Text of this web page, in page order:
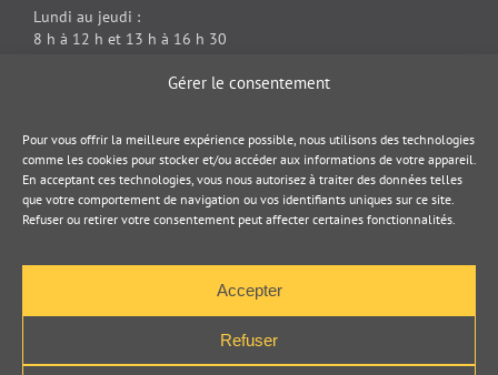
Gérer le consentement
Pour vous offrir la meilleure expérience possible, nous utilisons des technologies
comme les cookies pour stocker et/ou accéder aux informations de votre appareil.
En acceptant ces technologies, vous nous autorisez à traiter des données telles
que votre comportement de navigation ou vos identifiants uniques sur ce site.
Refuser ou retirer votre consentement peut affecter certaines fonctionnalités.
Accepter
Refuser
Lundi au jeudi :
8 h à 12 h et 13 h à 16 h 30
DOCUMENT JURIDIQUE
Politique de cookies